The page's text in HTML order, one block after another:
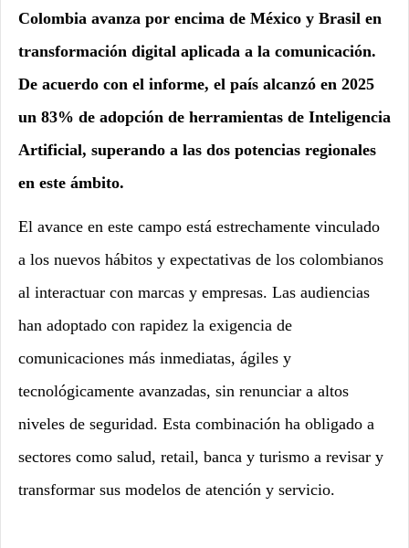
Colombia avanza por encima de México y Brasil en
transformación digital aplicada a la comunicación.
De acuerdo con el informe, el país alcanzó en 2025
un 83% de adopción de herramientas de Inteligencia
Artificial, superando a las dos potencias regionales
en este ámbito.
El avance en este campo está estrechamente vinculado
a los nuevos hábitos y expectativas de los colombianos
al interactuar con marcas y empresas. Las audiencias
han adoptado con rapidez la exigencia de
comunicaciones más inmediatas, ágiles y
tecnológicamente avanzadas, sin renunciar a altos
niveles de seguridad. Esta combinación ha obligado a
sectores como salud, retail, banca y turismo a revisar y
transformar sus modelos de atención y servicio.